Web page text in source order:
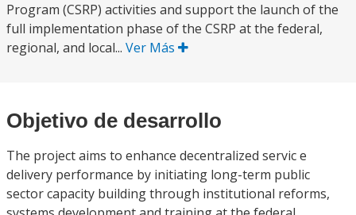
Program (CSRP) activities and support the launch of the
full implementation phase of the CSRP at the federal,
regional, and local... Ver Más
Objetivo de desarrollo
The project aims to enhance decentralized servic e
delivery performance by initiating long-term public
sector capacity building through institutional reforms,